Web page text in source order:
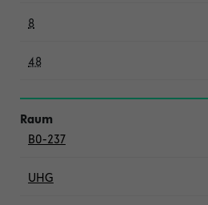
8
48
B0-237
UHG